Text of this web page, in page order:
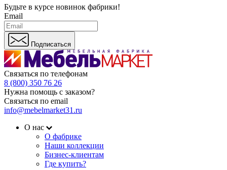
Будьте в курсе новинок фабрики!
Email
Подписаться
Связаться по телефонам
8 (800) 350 76 26
Нужна помощь с заказом?
Связаться по email
info@mebelmarket31.ru
О нас
О фабрике
Наши коллекции
Бизнес-клиентам
Где купить?